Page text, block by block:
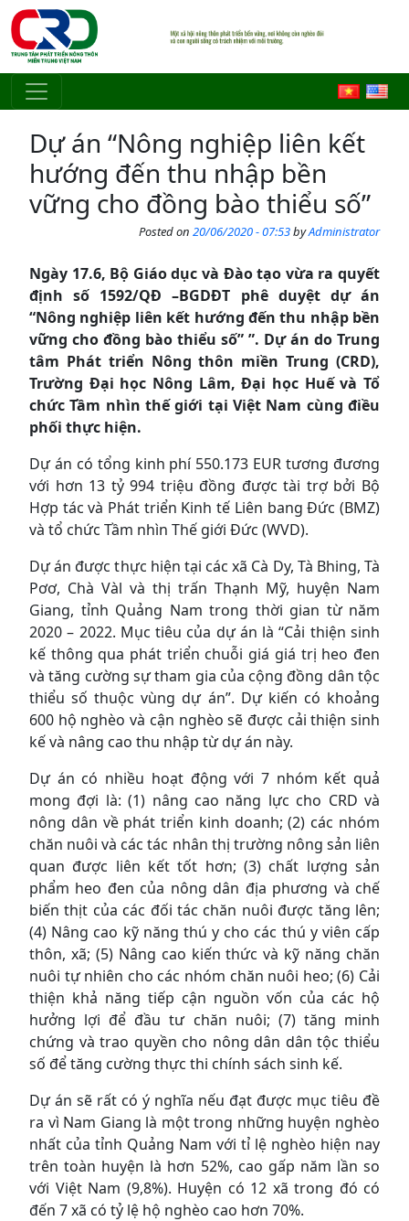
Skip to main content
Dự án “Nông nghiệp liên kết
hướng đến thu nhập bền
vững cho đồng bào thiểu số”
Posted on 20/06/2020 - 07:53byAdministrator
Ngày 17.6, Bộ Giáo dục và Đào tạo vừa ra quyết
định số 1592/QĐ –BGDĐT phê duyệt dự án
“Nông nghiệp liên kết hướng đến thu nhập bền
vững cho đồng bào thiểu số” ”. Dự án do Trung
tâm Phát triển Nông thôn miền Trung (CRD),
Trường Đại học Nông Lâm, Đại học Huế và Tổ
chức Tầm nhìn thế giới tại Việt Nam cùng điều
phối thực hiện.
Dự án có tổng kinh phí 550.173 EUR tương đương
với hơn 13 tỷ 994 triệu đồng được tài trợ bởi Bộ
Hợp tác và Phát triển Kinh tế Liên bang Đức (BMZ)
và tổ chức Tầm nhìn Thế giới Đức (WVD).
Dự án được thực hiện tại các xã Cà Dy, Tà Bhing, Tà
Pơơ, Chà Vàl và thị trấn Thạnh Mỹ, huyện Nam
Giang, tỉnh Quảng Nam trong thời gian từ năm
2020 – 2022. Mục tiêu của dự án là “Cải thiện sinh
kế thông qua phát triển chuỗi giá giá trị heo đen
và tăng cường sự tham gia của cộng đồng dân tộc
thiểu số thuộc vùng dự án”. Dự kiến có khoảng
600 hộ nghèo và cận nghèo sẽ được cải thiện sinh
kế và nâng cao thu nhập từ dự án này.
Dự án có nhiều hoạt động với 7 nhóm kết quả
mong đợi là: (1) nâng cao năng lực cho CRD và
nông dân về phát triển kinh doanh; (2) các nhóm
chăn nuôi và các tác nhân thị trường nông sản liên
quan được liên kết tốt hơn; (3) chất lượng sản
phẩm heo đen của nông dân địa phương và chế
biến thịt của các đối tác chăn nuôi được tăng lên;
(4) Nâng cao kỹ năng thú y cho các thú y viên cấp
thôn, xã; (5) Nâng cao kiến thức và kỹ năng chăn
nuôi tự nhiên cho các nhóm chăn nuôi heo; (6) Cải
thiện khả năng tiếp cận nguồn vốn của các hộ
hưởng lợi để đầu tư chăn nuôi; (7) tăng minh
chứng và trao quyền cho nông dân dân tộc thiểu
số để tăng cường thực thi chính sách sinh kế.
Dự án sẽ rất có ý nghĩa nếu đạt được mục tiêu đề
ra vì Nam Giang là một trong những huyện nghèo
nhất của tỉnh Quảng Nam với tỉ lệ nghèo hiện nay
trên toàn huyện là hơn 52%, cao gấp năm lần so
với Việt Nam (9,8%). Huyện có 12 xã trong đó có
đến 7 xã có tỷ lệ hộ nghèo cao hơn 70%.